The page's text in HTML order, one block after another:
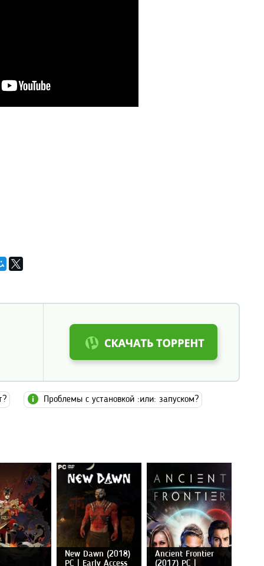
Проблемы с установкой :или: запуском?
New Dawn (2018)
PC | Early Access
Ancient Frontier
(2017) PC |